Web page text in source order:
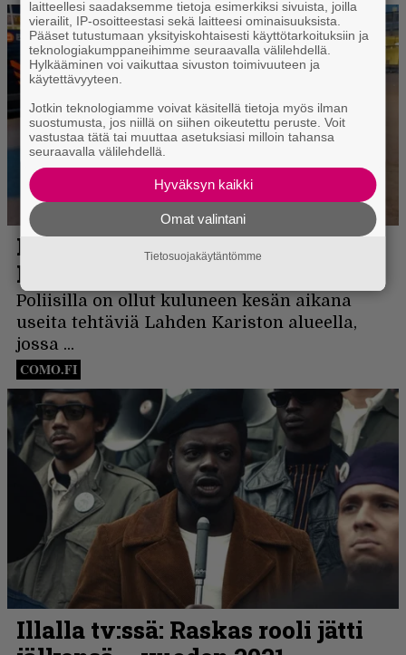
laitteellesi saadaksemme tietoja esimerkiksi sivuista, joilla
vierailit, IP-osoitteestasi sekä laitteesi ominaisuuksista.
Pääset tutustumaan yksityiskohtaisesti käyttötarkoituksiin ja
teknologiakumppaneihimme seuraavalla välilehdellä.
Hylkääminen voi vaikuttaa sivuston toimivuuteen ja
käytettävyyteen.
Jotkin teknologiamme voivat käsitellä tietoja myös ilman
suostumusta, jos niillä on siihen oikeutettu peruste. Voit
vastustaa tätä tai muuttaa asetuksiasi milloin tahansa
seuraavalla välilehdellä.
Hyväksyn kaikki
Omat valintani
Tietosuojakäytäntömme